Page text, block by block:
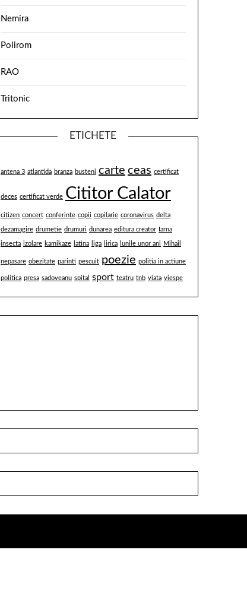
Nemira
Polirom
RAO
Tritonic
ETICHETE
antena 3 atlantida branza busteni carte ceas certificat
deces certificat verde Cititor Calator
citizen concert conferinte copii copilarie coronavirus delta
dezamagire drumetie drumuri dunarea editura creator Iarna
insecta izolare kamikaze latina liga lirica lunile unor ani Mihail
nepasare obezitate parinti pescuit poezie politia in actiune
politica presa sadoveanu spital sport teatru tnb viata viespe